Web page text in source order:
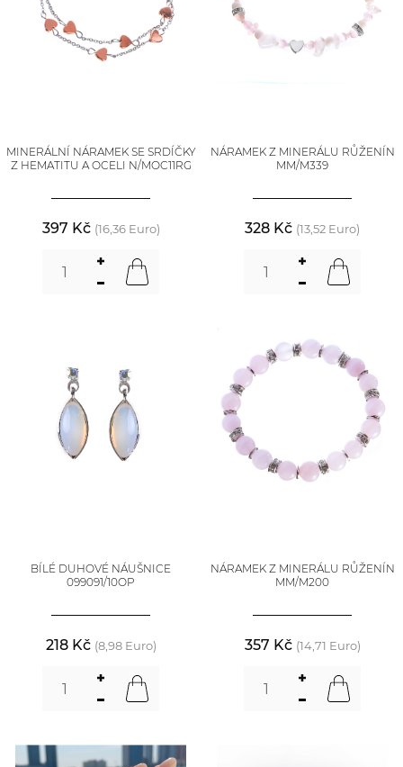
MINERÁLNÍ NÁRAMEK SE SRDÍČKY
Z HEMATITU A OCELI N/MOC11RG
397 Kč (16,36 Euro)
NÁRAMEK Z MINERÁLU RŮŽENÍN
MM/M339
328 Kč (13,52 Euro)
BÍLÉ DUHOVÉ NÁUŠNICE
099091/10OP
218 Kč (8,98 Euro)
NÁRAMEK Z MINERÁLU RŮŽENÍN
MM/M200
357 Kč (14,71 Euro)